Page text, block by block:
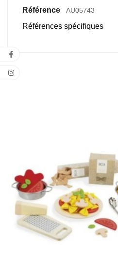
Référence AU05743
Références spécifiques